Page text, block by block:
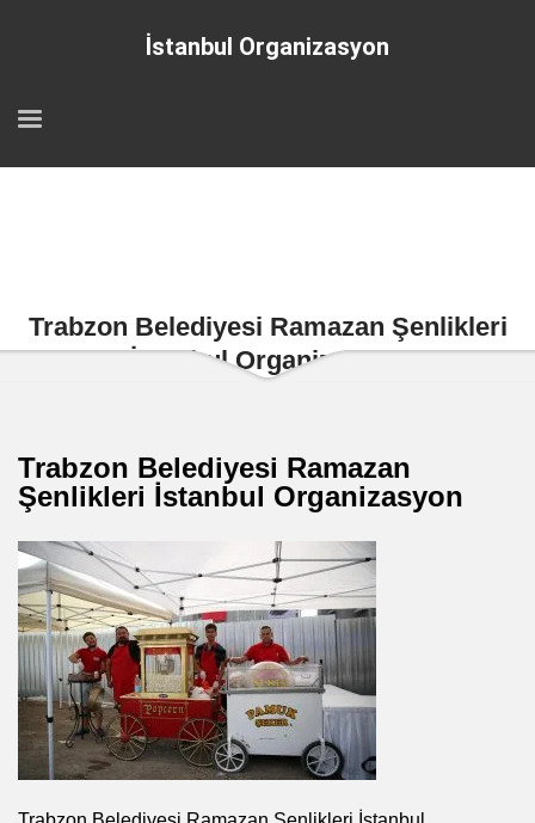
İstanbul Organizasyon
Trabzon Belediyesi Ramazan Şenlikleri
İstanbul Organizasyon
Trabzon Belediyesi Ramazan
Şenlikleri İstanbul Organizasyon